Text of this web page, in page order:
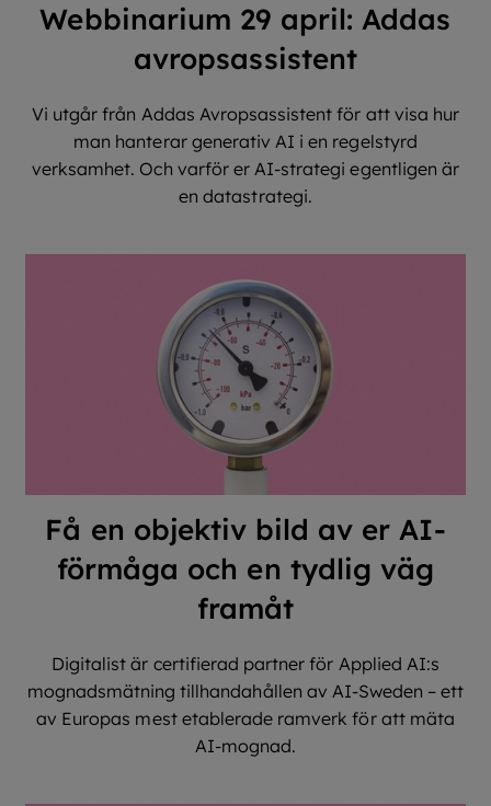
Webbinarium 29 april: Addas
avropsassistent
Vi utgår från Addas Avropsassistent för att visa hur
man hanterar generativ AI i en regelstyrd
verksamhet. Och varför er AI-strategi egentligen är
en datastrategi.
Få en objektiv bild av er AI-
förmåga och en tydlig väg
framåt
Digitalist är certifierad partner för Applied AI:s
mognadsmätning tillhandahållen av AI-Sweden – ett
av Europas mest etablerade ramverk för att mäta
AI-mognad.